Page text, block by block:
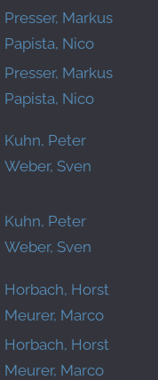
Presser, Markus
Papista, Nico
Presser, Markus
Papista, Nico
Kuhn, Peter
Weber, Sven
Kuhn, Peter
Weber, Sven
Horbach, Horst
Meurer, Marco
Horbach, Horst
Meurer, Marco